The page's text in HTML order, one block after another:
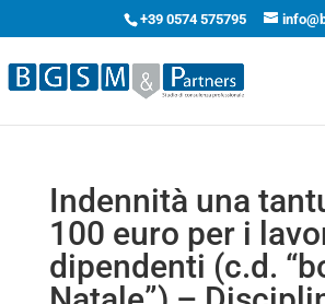
+39 0574 575795
Indennità una
100 euro per i
dipendenti (c.d.